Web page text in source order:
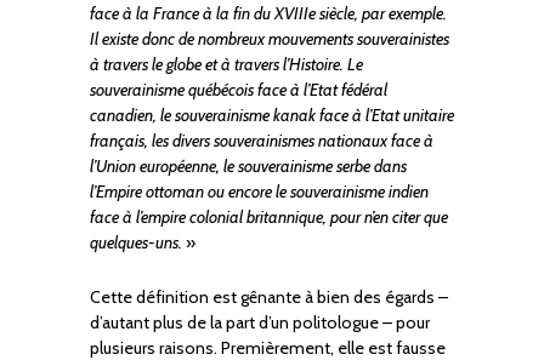
face à la France à la fin du XVIIIe siècle, par exemple.
Il existe donc de nombreux mouvements souverainistes
à travers le globe et à travers l’Histoire. Le
souverainisme québécois face à l’Etat fédéral
canadien, le souverainisme kanak face à l’Etat unitaire
français, les divers souverainismes nationaux face à
l’Union européenne, le souverainisme serbe dans
l’Empire ottoman ou encore le souverainisme indien
face à l’empire colonial britannique, pour n’en citer que
quelques-uns. »
Cette définition est gênante à bien des égards –
d’autant plus de la part d’un politologue – pour
plusieurs raisons. Premièrement, elle est fausse